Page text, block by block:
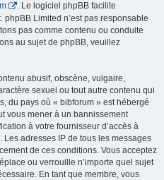
. Le logiciel phpBB facilite
Limited n’est pas responsable
pas comme contenu ou conduite
au sujet de phpBB, veuillez
abusif, obscène, vulgaire,
sexuel ou tout autre contenu qui
du pays où « bibforum » est hébergé
vous mener à un bannissement
à votre fournisseur d’accès à
adresses IP de tous les messages
de ces conditions. Vous acceptez
ou verrouille n’importe quel sujet
En tant que membre, vous